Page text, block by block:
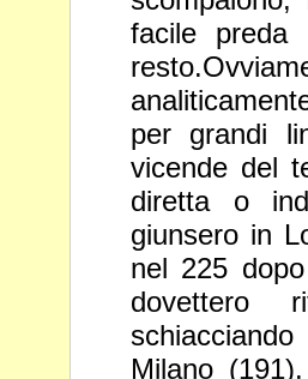
facile preda
per grandi
vicende del
diretta o
giunsero in
nel 225
dovettero
Milano